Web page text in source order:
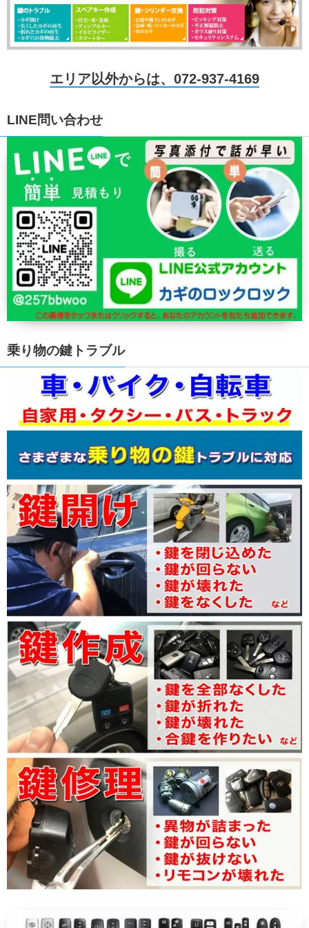
エリア以外からは、072-937-4169
LINE問い合わせ
乗り物の鍵トラブル